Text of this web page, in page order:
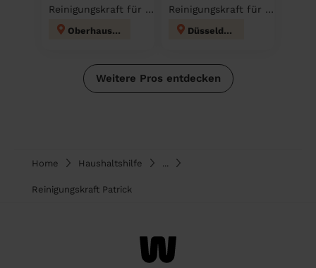
Reinigungskraft für deinen Haushalt
Oberhausen
Reinigungskraft für deinen Haushalt
Düsseldorf
Weitere Pros entdecken
Home Haushaltshilfe
Reinigungskraft Patrick